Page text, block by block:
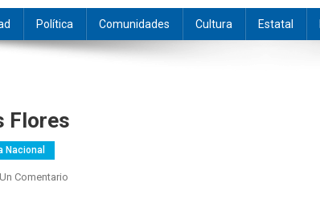
Política Comunidades Cultura Estatal
Flores
Nacional
Comentario